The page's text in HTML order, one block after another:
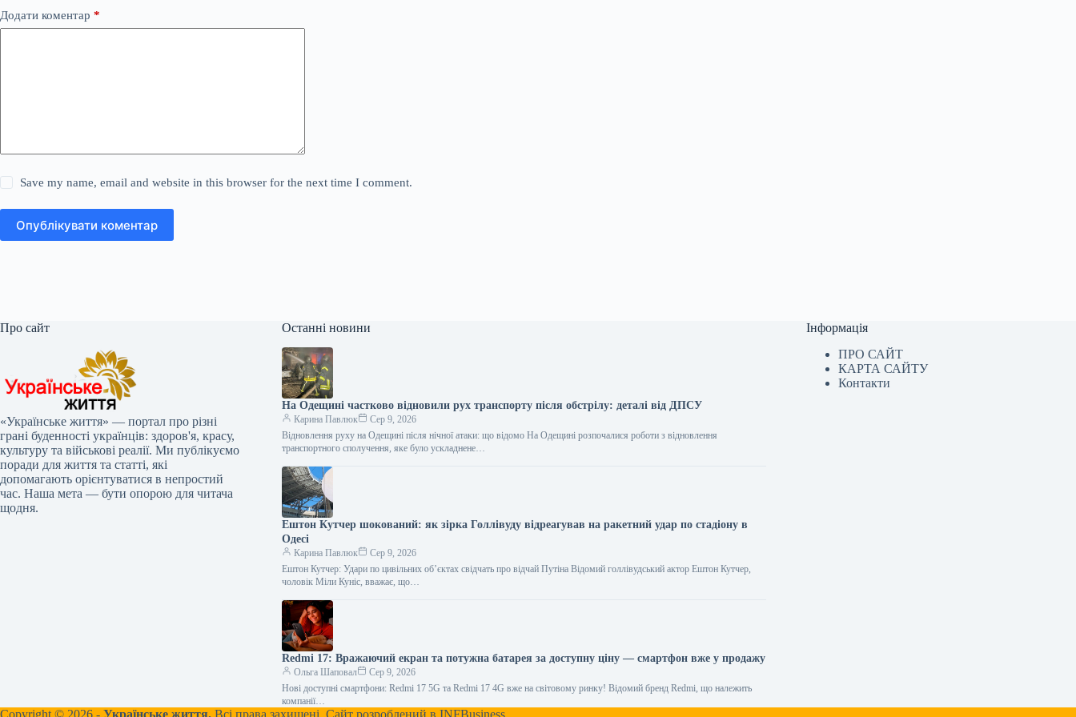
Додати коментар *
Save my name, email and website in this browser for the next time I comment.
Опублікувати коментар
Про сайт
«Українське життя» — портал про різні
грані буденності українців: здоров'я, красу,
культуру та військові реалії. Ми публікуємо
поради для життя та статті, які
допомагають орієнтуватися в непростий
час. Наша мета — бути опорою для читача
щодня.
Останні новини
На Одещині частково відновили рух транспорту після обстрілу: деталі від ДПСУ
Карина Павлюк
Сер 9, 2026
Відновлення руху на Одещині після нічної атаки: що відомо На Одещині розпочалися роботи з відновлення
транспортного сполучення, яке було ускладнене…
Ештон Кутчер шокований: як зірка Голлівуду відреагував на ракетний удар по стадіону в
Одесі
Карина Павлюк
Сер 9, 2026
Ештон Кутчер: Удари по цивільних об’єктах свідчать про відчай Путіна Відомий голлівудський актор Ештон Кутчер,
чоловік Міли Куніс, вважає, що…
Redmi 17: Вражаючий екран та потужна батарея за доступну ціну — смартфон вже у продажу
Ольга Шаповал
Сер 9, 2026
Нові доступні смартфони: Redmi 17 5G та Redmi 17 4G вже на світовому ринку! Відомий бренд Redmi, що належить
компанії…
Інформація
ПРО САЙТ
КАРТА САЙТУ
Контакти
Copyright © 2026 - Українське життя. Всі права захищені. Сайт розроблений в INFBusiness